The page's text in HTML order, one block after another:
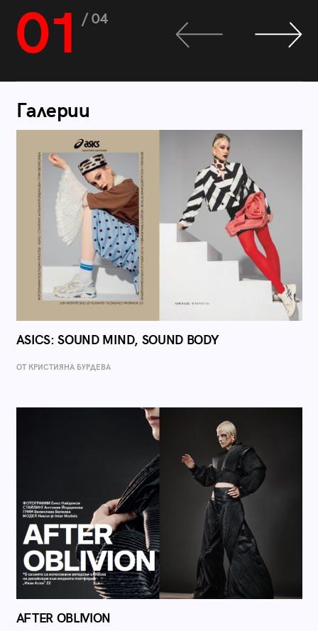
01 / 04
Галерии
ASICS: SOUND MIND, SOUND BODY
ОТ КРИСТИЯНА БУРДЕВА
AFTER OBLIVION